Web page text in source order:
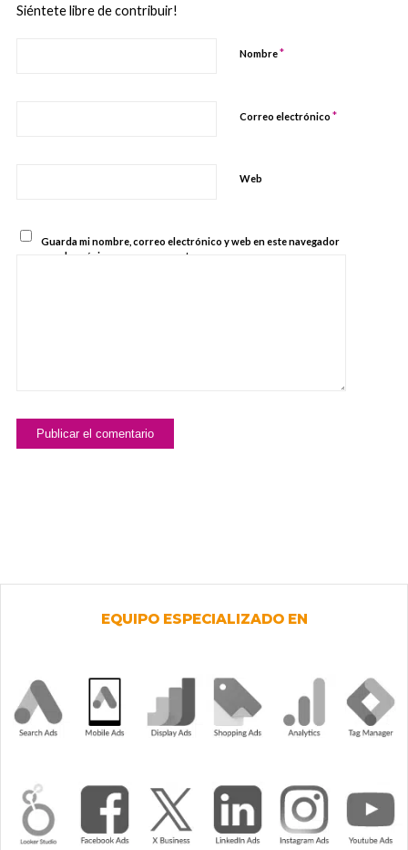
Siéntete libre de contribuir!
Nombre*
Correo electrónico *
Web
Guarda mi nombre, correo electrónico y web en este navegador
para la próxima vez que comente.
EQUIPO ESPECIALIZADO EN